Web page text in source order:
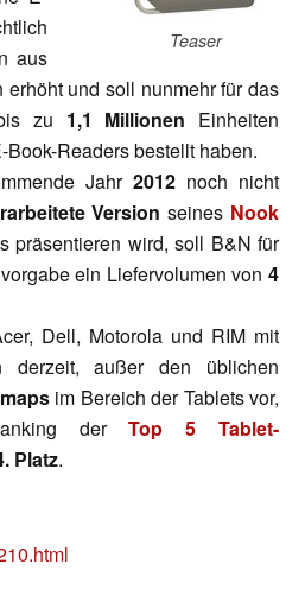
Teaser
aus
und soll nunmehr für das
zu 1,1 Millionen Einheiten
Readers bestellt haben.
Jahr 2012noch nicht
Version seines Nook
präsentieren wird, soll B&N für
ein Liefervolumen von 4
Dell, Motorola und RIM mit
derzeit, außer den üblichen
im Bereich der Tablets vor,
derTop 5 Tablet-
Platz.